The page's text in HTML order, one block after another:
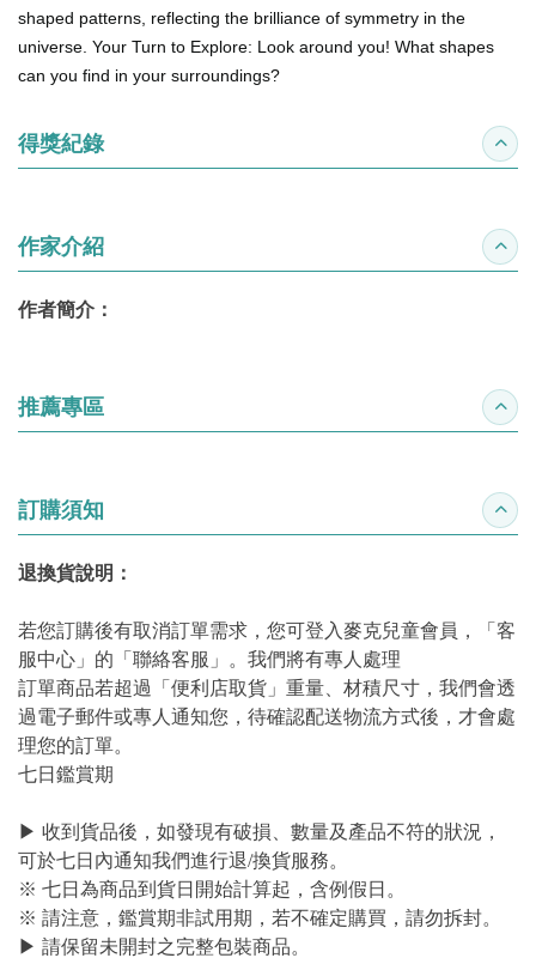
shaped patterns, reflecting the brilliance of symmetry in the
universe. Your Turn to Explore: Look around you! What shapes
can you find in your surroundings?
得獎紀錄 收合
作家介紹 收合
作者簡介：
推薦專區 收合
訂購須知 收合
退換貨說明：
若您訂購後有取消訂單需求，您可登入麥克兒童會員，「客
服中心」的「聯絡客服」。我們將有專人處理
訂單商品若超過「便利店取貨」重量、材積尺寸，我們會透
過電子郵件或專人通知您，待確認配送物流方式後，才會處
理您的訂單。
七日鑑賞期
▶ 收到貨品後，如發現有破損、數量及產品不符的狀況，
可於七日內通知我們進行退/換貨服務。
※ 七日為商品到貨日開始計算起，含例假日。
※ 請注意，鑑賞期非試用期，若不確定購買，請勿拆封。
▶ 請保留未開封之完整包裝商品。